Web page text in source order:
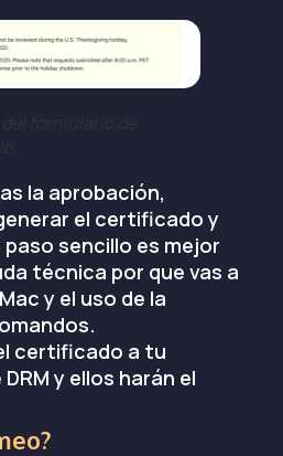
la aprobación,
el certificado y
paso sencillo es mejor
técnica por que vas a
y el uso de la
certificado a tu
y ellos harán el